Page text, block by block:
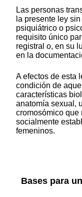
Las personas
la presente ley
psiquiátrico o
requisito único
registral o, en su
en la
A efectos de esta
condición de
características
anatomía sexual,
cromosómico que
socialmente
femeninos.
Bases para